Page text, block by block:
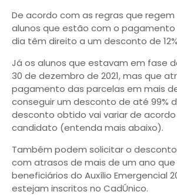
De acordo com as regras que
alunos que estão com o
dia têm direito a um desconto de
Já os alunos que estavam em fase
30 de dezembro de 2021, mas que
pagamento das parcelas em mais
conseguir um desconto de até 99%
desconto obtido vai variar de
candidato (entenda mais abaixo).
Também podem solicitar o
com atrasos de mais de um ano
beneficiários do Auxílio Emergencial
estejam inscritos no CadÚnico.